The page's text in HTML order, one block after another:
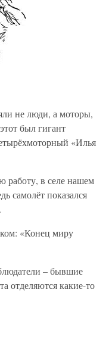
не люди, а моторы,
был гигант
«Илья
работу, в селе нашем
самолёт показался
«Конец миру
– бывшие
отделяются какие-то